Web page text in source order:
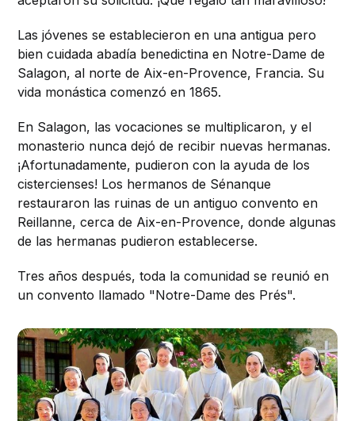
Las jóvenes se establecieron en una antigua pero
bien cuidada abadía benedictina en Notre-Dame de
Salagon, al norte de Aix-en-Provence, Francia. Su
vida monástica comenzó en 1865.
En Salagon, las vocaciones se multiplicaron, y el
monasterio nunca dejó de recibir nuevas hermanas.
¡Afortunadamente, pudieron con la ayuda de los
cistercienses! Los hermanos de Sénanque
restauraron las ruinas de un antiguo convento en
Reillanne, cerca de Aix-en-Provence, donde algunas
de las hermanas pudieron establecerse.
Tres años después, toda la comunidad se reunió en
un convento llamado "Notre-Dame des Prés".